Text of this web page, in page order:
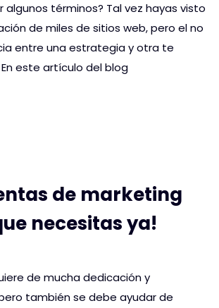
términos? Tal vez hayas visto
de miles de sitios web, pero el no
entre una estrategia y otra te
este artículo del blog
de marketing
necesitas ya!
de mucha dedicación y
también se debe ayudar de